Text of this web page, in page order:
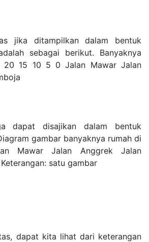
jika ditampilkan dalam bentuk
sebagai berikut. Banyaknya
20 15 10 5 0 Jalan Mawar Jalan
dapat disajikan dalam bentuk
gambar banyaknya rumah di
Mawar Jalan Anggrek Jalan
satu gambar
dapat kita lihat dari keterangan